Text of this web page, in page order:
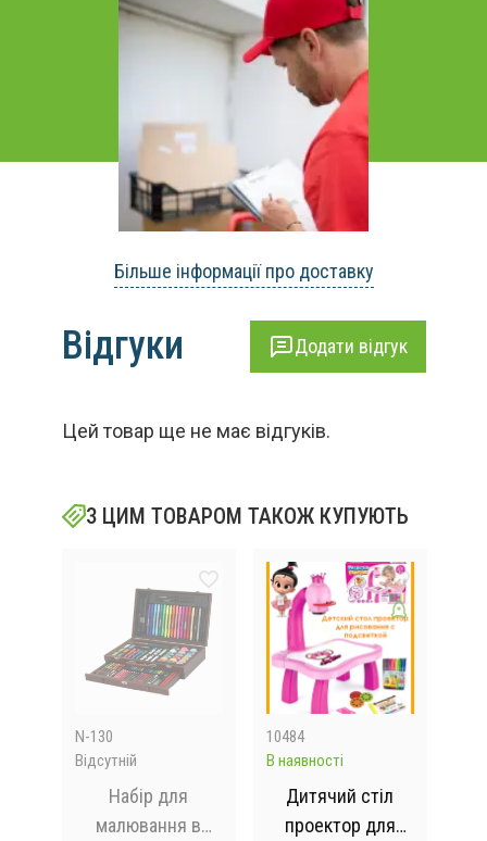
Більше інформації про доставку
Відгуки Додати відгук
Цей товар ще не має відгуків.
З ЦИМ ТОВАРОМ ТАКОЖ КУПУЮТЬ
N-130
Відсутній
Набір для
малювання в
10484
В наявності
Дитячий стіл
проектор для